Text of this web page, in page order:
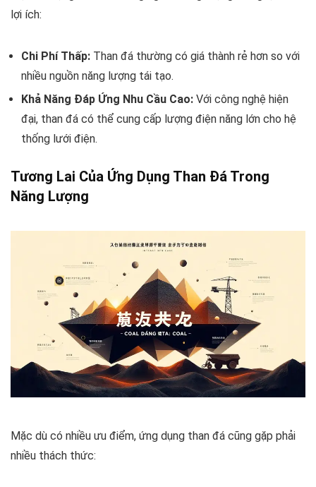
lợi ích:
Chi Phí Thấp: Than đá thường có giá thành rẻ hơn so với
nhiều nguồn năng lượng tái tạo.
Khả Năng Đáp Ứng Nhu Cầu Cao: Với công nghệ hiện
đại, than đá có thể cung cấp lượng điện năng lớn cho hệ
thống lưới điện.
Tương Lai Của Ứng Dụng Than Đá Trong
Năng Lượng
Mặc dù có nhiều ưu điểm, ứng dụng than đá cũng gặp phải
nhiều thách thức: